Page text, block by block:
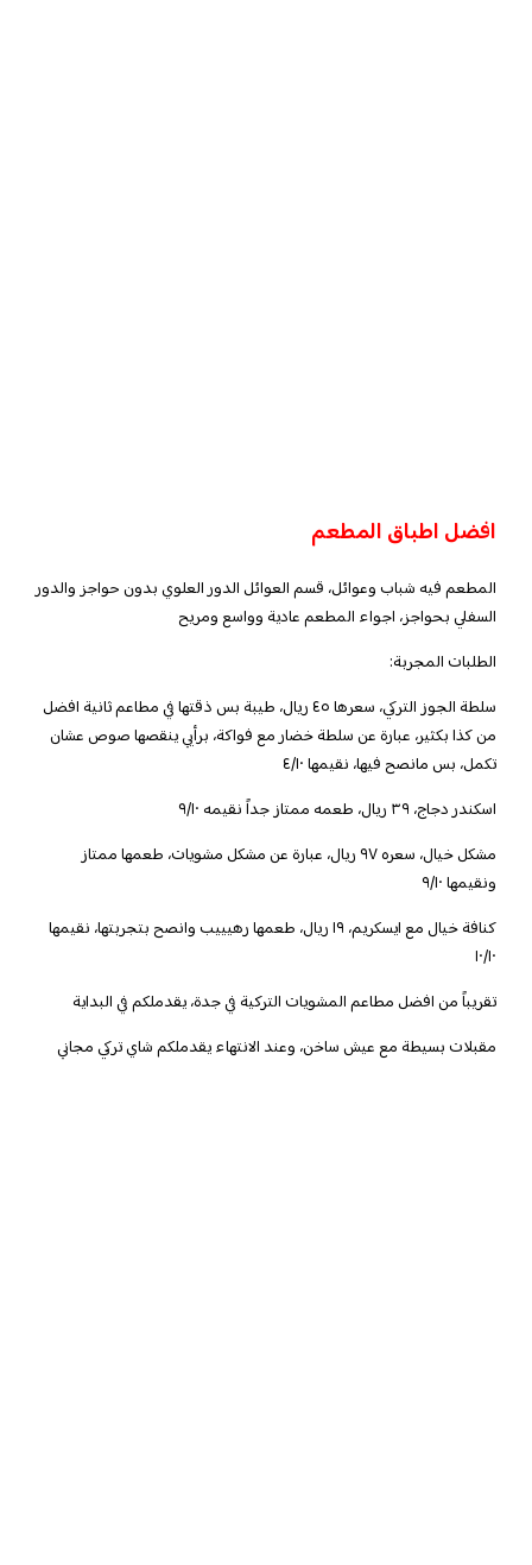
افضل اطباق المطعم
المطعم فيه شباب وعوائل، قسم العوائل الدور العلوي بدون حواجز والدور
السفلي بحواجز، اجواء المطعم عادية وواسع ومريح
الطلبات المجربة:
سلطة الجوز التركي
، سعرها ٤٥ ريال، طيبة بس ذقتها في مطاعم ثانية افضل
من كذا بكثير، عبارة عن سلطة خضار مع فواكة، برأيي ينقصها صوص عشان
تكمل، بس مانصح فيها، نقيمها ٤/١٠
اسكندر دجاج، ٣٩ ريال، طعمه ممتاز جداً نقيمه ٩/١٠
مشكل خيال
، سعره ٩٧ ريال، عبارة عن مشكل مشويات، طعمها ممتاز
ونقيمها ٩/١٠
كنافة خيال مع ايسكريم
، ١٩ ريال، طعمها رهيييب وانصح بتجربتها، نقيمها
١٠/١٠
تقريباً من افضل مطاعم المشويات التركية في جدة، يقدملكم في البداية
مقبلات بسيطة مع عيش ساخن، وعند الانتهاء يقدملكم شاي تركي مجاني